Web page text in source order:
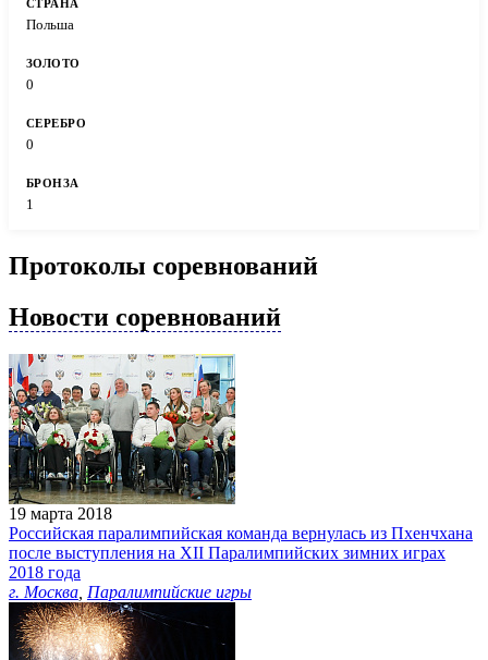
Польша
0
0
1
Протоколы соревнований
Новости соревнований
19 марта 2018
Российская паралимпийская команда вернулась из Пхенчхана
после выступления на XII Паралимпийских зимних играх
2018 года
г. Москва Паралимпийские игры